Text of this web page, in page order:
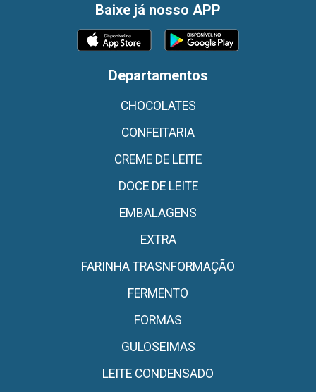
Baixe já nosso APP
Departamentos
CHOCOLATES
CONFEITARIA
CREME DE LEITE
DOCE DE LEITE
EMBALAGENS
EXTRA
FARINHA TRASNFORMAÇÃO
FERMENTO
FORMAS
GULOSEIMAS
LEITE CONDENSADO